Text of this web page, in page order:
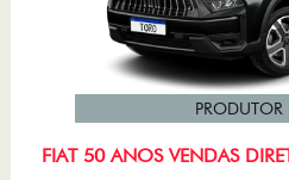
FIAT 50 ANOS VENDAS
PRODUTOR